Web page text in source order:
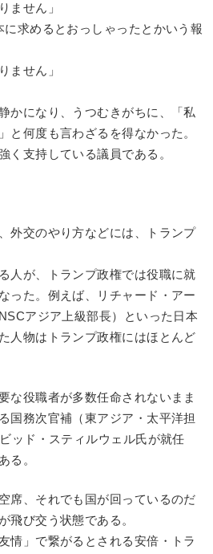
ません」
に求めるとおっしゃったとかいう報
ません」
かになり、うつむきがちに、「私
何度も言わざるを得なかった。
く支持している議員である。
外交のやり方などには、トランプ
人が、トランプ政権では役職に就
った。例えば、リチャード・アー
アジア上級部長）といった日本
人物はトランプ政権にはほとんど
な役職者が多数任命されないまま
国務次官補（東アジア・太平洋担
ッド・スティルウェル氏が就任
る。
席、それでも国が回っているのだ
飛び交う状態である。
情」で繋がるとされる安倍・トラ